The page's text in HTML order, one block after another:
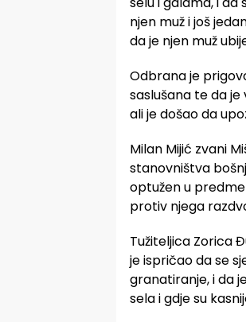
njen muž i još
da je njen muž
Odbrana je
saslušana te da je
ali je došao da
Milan Mijić zvani
stanovništva
optužen u
protiv njega
Tužiteljica Zorica
je ispričao da se
granatiranje, i da
sela i gdje su